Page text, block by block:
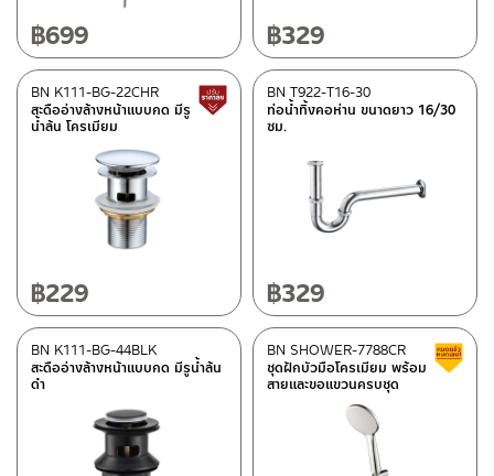
สถานะสินค้าขายปกติ
สินค้าลดราคา เคลียร์สต็อก
(92)
มีสต็อกปกติ
฿699 ฿329
สะดืออ่างล้างหน้าแบบกด มีรู
น้ำล้น โครเมียม
BN K111-BG-22CHR สินค้าปรับราคาลดลง
฿229
ท่อน้ำทิ้งคอห่าน ขนาดยาว 16/30
ซม.
BN T922-T16-30
฿329
สะดืออ่างล้างหน้าแบบกด มีรูน้ำล้น
ดำ
BN K111-BG-44BLK
ชุดฝักบัวมือโครเมียม พร้อม
สายและขอแขวนครบชุด
BN SHOWER-7788CR